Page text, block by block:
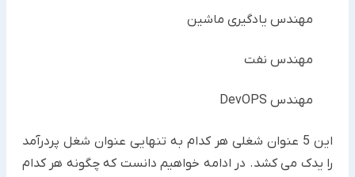
مهندس یادگیری ماشین
مهندس نفت
مهندس DevOPS
این 5 عنوان شغلی هر کدام به تنهایی عنوان شغل پردرآمد
را یدک می کشد. در ادامه خواهیم دانست که چگونه هر کدام